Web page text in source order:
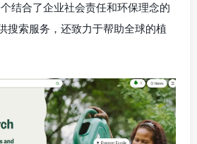
结合了企业社会责任和环保理念的
搜索服务，还致力于帮助全球的植